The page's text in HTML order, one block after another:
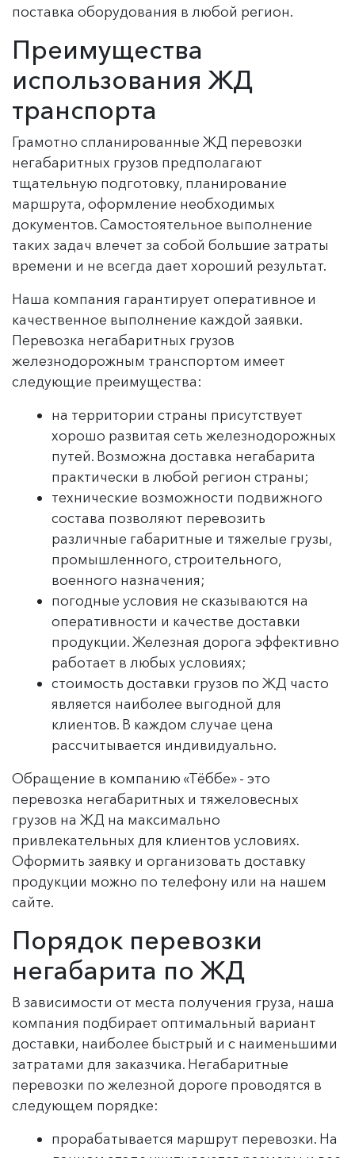
поставка оборудования в любой регион.
Преимущества
использования ЖД
транспорта
Грамотно спланированные ЖД перевозки
негабаритных грузов предполагают
тщательную подготовку, планирование
маршрута, оформление необходимых
документов. Самостоятельное выполнение
таких задач влечет за собой большие затраты
времени и не всегда дает хороший результат.
Наша компания гарантирует оперативное и
качественное выполнение каждой заявки.
Перевозка негабаритных грузов
железнодорожным транспортом имеет
следующие преимущества:
на территории страны присутствует
хорошо развитая сеть железнодорожных
путей. Возможна доставка негабарита
практически в любой регион страны;
технические возможности подвижного
состава позволяют перевозить
различные габаритные и тяжелые грузы,
промышленного, строительного,
военного назначения;
погодные условия не сказываются на
оперативности и качестве доставки
продукции. Железная дорога эффективно
работает в любых условиях;
стоимость доставки грузов по ЖД часто
является наиболее выгодной для
клиентов. В каждом случае цена
рассчитывается индивидуально.
Обращение в компанию «Тёббе» - это
перевозка негабаритных и тяжеловесных
грузов на ЖД на максимально
привлекательных для клиентов условиях.
Оформить заявку и организовать доставку
продукции можно по телефону или на нашем
сайте.
Порядок перевозки
негабарита по ЖД
В зависимости от места получения груза, наша
компания подбирает оптимальный вариант
доставки, наиболее быстрый и с наименьшими
затратами для заказчика. Негабаритные
перевозки по железной дороге проводятся в
следующем порядке:
прорабатывается маршрут перевозки. На